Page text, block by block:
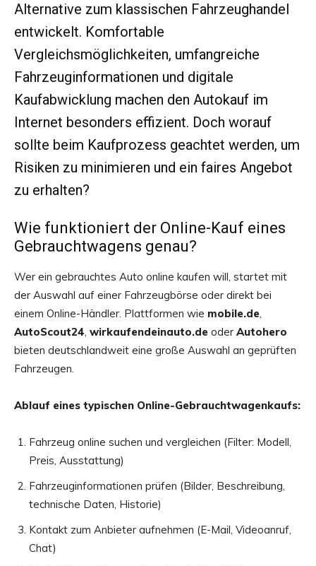
Alternative zum klassischen Fahrzeughandel
entwickelt. Komfortable
Vergleichsmöglichkeiten, umfangreiche
Fahrzeuginformationen und digitale
Kaufabwicklung machen den Autokauf im
Internet besonders effizient. Doch worauf
sollte beim Kaufprozess geachtet werden, um
Risiken zu minimieren und ein faires Angebot
zu erhalten?
Wie funktioniert der Online-Kauf eines
Gebrauchtwagens genau?
Wer ein gebrauchtes Auto online kaufen will, startet mit
der Auswahl auf einer Fahrzeugbörse oder direkt bei
einem Online-Händler. Plattformen wie mobile.de,
AutoScout24, wirkaufendeinauto.de oder Autohero
bieten deutschlandweit eine große Auswahl an geprüften
Fahrzeugen.
Ablauf eines typischen Online-Gebrauchtwagenkaufs:
Fahrzeug online suchen und vergleichen (Filter: Modell,
Preis, Ausstattung)
Fahrzeuginformationen prüfen (Bilder, Beschreibung,
technische Daten, Historie)
Kontakt zum Anbieter aufnehmen (E-Mail, Videoanruf,
Chat)